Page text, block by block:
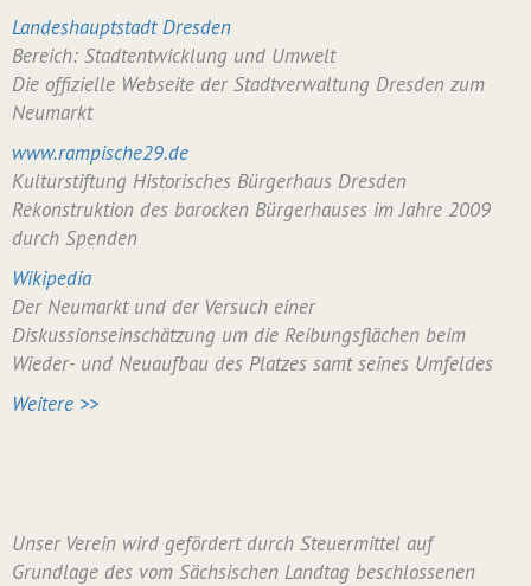
Landeshauptstadt Dresden
Bereich: Stadtentwicklung und Umwelt
Die offizielle Webseite der Stadtverwaltung Dresden zum
Neumarkt
www.rampische29.de
Kulturstiftung Historisches Bürgerhaus Dresden
Rekonstruktion des barocken Bürgerhauses im Jahre 2009
durch Spenden
Wikipedia
Der Neumarkt und der Versuch einer
Diskussionseinschätzung um die Reibungsflächen beim
Wieder- und Neuaufbau des Platzes samt seines Umfeldes
Weitere >>
Unser Verein wird gefördert durch Steuermittel auf
Grundlage des vom Sächsischen Landtag beschlossenen